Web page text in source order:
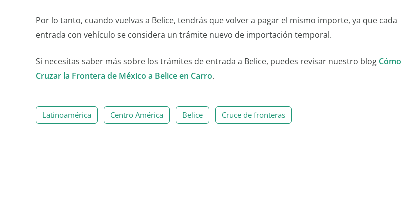
Por lo tanto, cuando vuelvas a Belice, tendrás que volver a pagar el mismo importe, ya que cada
entrada con vehículo se considera un trámite nuevo de importación temporal.
Si necesitas saber más sobre los trámites de entrada a Belice, puedes revisar nuestro blog Cómo
Cruzar la Frontera de México a Belice en Carro.
Latinoamérica Centro América Belice Cruce de fronteras